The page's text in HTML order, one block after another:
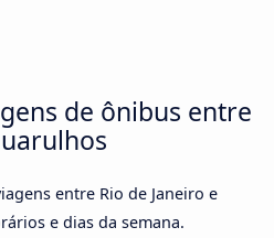
de ônibus entre
entre Rio de Janeiro e
e dias da semana.